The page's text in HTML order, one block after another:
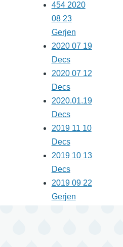
454 2020
08 23
Gerjen
2020 07 19
Decs
2020 07 12
Decs
2020.01.19
Decs
2019 11 10
Decs
2019 10 13
Decs
2019 09 22
Gerjen